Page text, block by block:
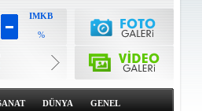
IMKB
%
6659.71
Dolar
47.6791
%0DÜNYA GENEL